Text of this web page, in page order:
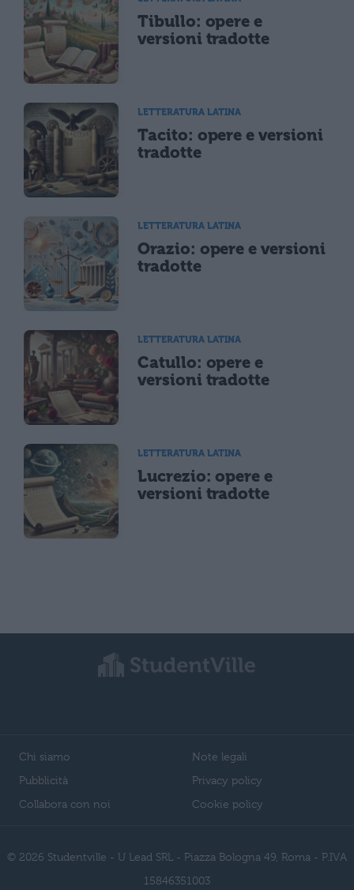
Tibullo: opere e
versioni tradotte
LETTERATURA LATINA
Tacito: opere e versioni
tradotte
LETTERATURA LATINA
Orazio: opere e versioni
tradotte
LETTERATURA LATINA
Catullo: opere e
versioni tradotte
LETTERATURA LATINA
Lucrezio: opere e
versioni tradotte
Chi siamo
Pubblicità
Collabora con noi
Note legali
Privacy policy
Cookie policy
© 2026 Studentville - U Lead SRL - Piazza Bologna 49, Roma - P.IVA
15846351003